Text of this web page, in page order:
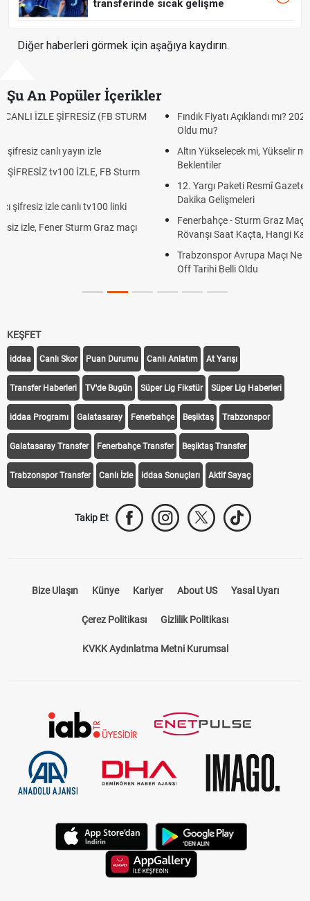
transferinde sıcak gelişme
Diğer haberleri görmek için aşağıya kaydırın.
Şu An Popüler İçerikler
Fındık Fiyatı Açıklandı mı? 2026 TMO Fındık Alım Fiyatları Belli
Altın Yükselecek mi, Yükselir mi? Altın Fiyatları İçin Son
Beklentiler
12. Yargı Paketi Resmî Gazete'de Yayımlandı mı? 2026 Son
Fenerbahçe - Sturm Graz Maçı Ne Zaman? Şampiyonlar Ligi
Rövanşı Saat Kaçta, Hangi Kanalda?
Trabzonspor Avrupa Maçı Ne Zaman? UEFA Avrupa Ligi Play-
KEŞFET
iddaa Canlı Skor Puan Durumu Canlı Anlatım At Yarışı
Transfer Haberleri TV'de Bugün Süper Lig Fikstür Süper Lig Haberleri
iddaa Programı Galatasaray Fenerbahçe Beşiktaş Trabzonspor
Galatasaray Transfer Fenerbahçe Transfer Beşiktaş Transfer
Trabzonspor Transfer Canlı İzle iddaa Sonuçları Aktif Sayaç
Takip Et
Bize Ulaşın Künye Kariyer About US Yasal Uyarı
Çerez Politikası Gizlilik Politikası
KVKK Aydınlatma Metni Kurumsal